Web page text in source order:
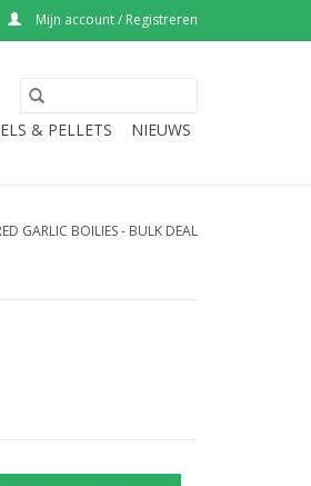
Mijn account / Registreren
& PELLETS NIEUWS
GARLIC BOILIES - BULK DEAL